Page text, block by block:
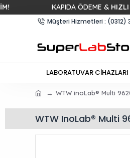
KAPIDA ÖDEME & HIZLI KARGO
Müşteri Hizmetleri : (0312)
LABORATUVAR CİHAZLARI
WTW inoLab® Multi
WTW InoLab® Multi